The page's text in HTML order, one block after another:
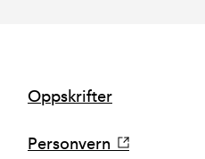
Oppskrifter
Personvern